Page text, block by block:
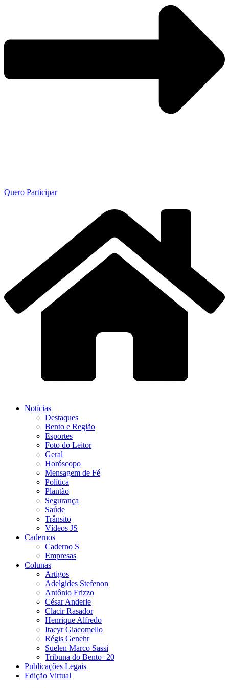
Quero Participar
Notícias
Destaques
Bento e Região
Esportes
Foto do Leitor
Geral
Horóscopo
Mensagem de Fé
Política
Plantão
Segurança
Saúde
Trânsito
Vídeos JS
Cadernos
Caderno S
Empresas
Colunas
Artigos
Adelgides Stefenon
Antônio Frizzo
César Anderle
Clacir Rasador
Henrique Alfredo
Itacyr Giacomello
Régis Genehr
Suelen Marco Sassi
Tribuna do Bento+20
Publicações Legais
Edição Virtual